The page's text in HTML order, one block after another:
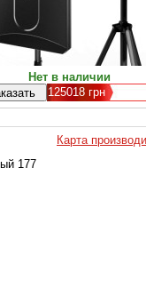
Нет в наличии
125018 грн
Карта
177